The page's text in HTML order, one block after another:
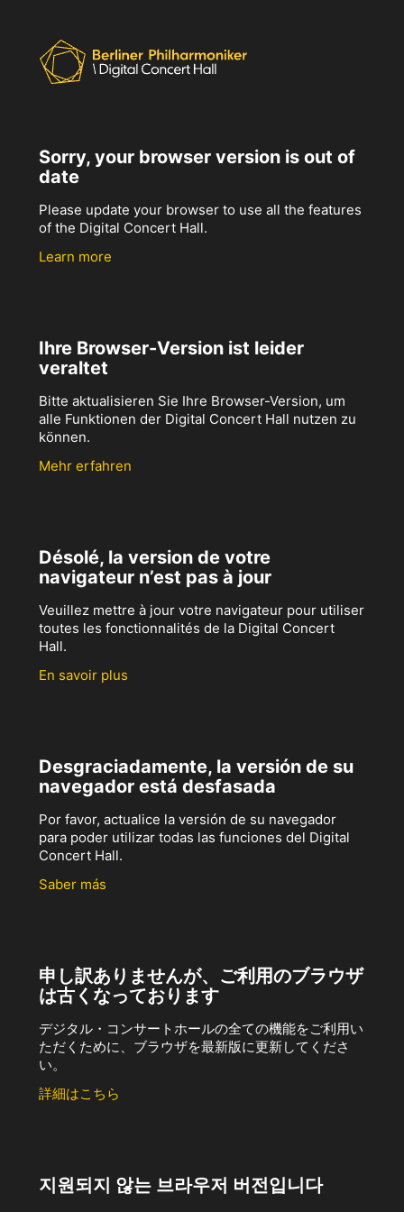
Sorry, your browser version is out of
date
Please update your browser to use all the features
of the Digital Concert Hall.
Learn more
Ihre Browser-Version ist leider
veraltet
Bitte aktualisieren Sie Ihre Browser-Version, um
alle Funktionen der Digital Concert Hall nutzen zu
können.
Mehr erfahren
Désolé, la version de votre
navigateur n’est pas à jour
Veuillez mettre à jour votre navigateur pour utiliser
toutes les fonctionnalités de la Digital Concert
Hall.
En savoir plus
Desgraciadamente, la versión de su
navegador está desfasada
Por favor, actualice la versión de su navegador
para poder utilizar todas las funciones del Digital
Concert Hall.
Saber más
申し訳ありませんが、ご利用のブラウザ
は古くなっております
デジタル・コンサートホールの全ての機能をご利用い
ただくために、ブラウザを最新版に更新してくださ
い。
詳細はこちら
지원되지 않는 브라우저 버전입니다